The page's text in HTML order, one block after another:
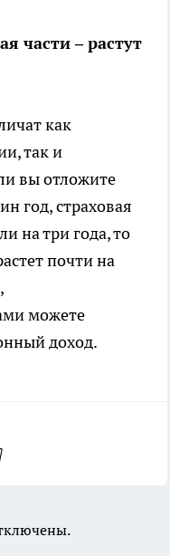
части – растут
как
так и
вы отложите
год, страховая
на три года, то
почти на
можете
доход.